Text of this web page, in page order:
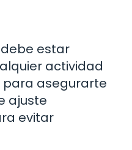
debe estar
actividad
para asegurarte
ajuste
evitar